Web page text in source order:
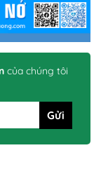
của chúng tôi